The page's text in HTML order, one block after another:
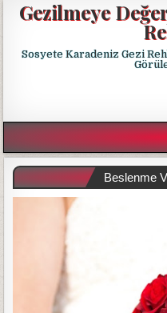
Gezilmeye
Sosyete Karadeniz Gezi
Beslenme